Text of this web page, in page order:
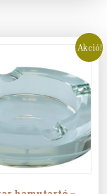
Akció!